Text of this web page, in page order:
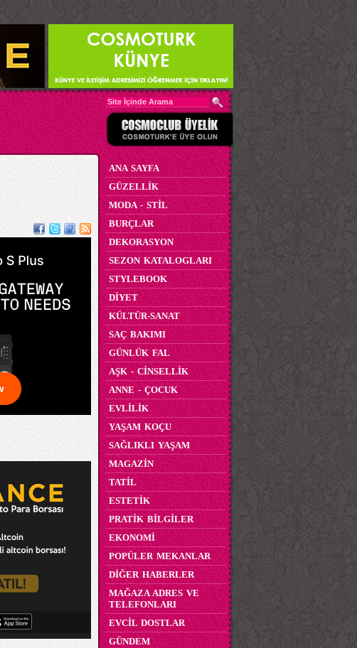
ANA SAYFA
GÜZELLİK
MODA - STİL
BURÇLAR
DEKORASYON
SEZON KATALOGLARI
STYLEBOOK
DİYET
KÜLTÜR-SANAT
SAÇ BAKIMI
GÜNLÜK FAL
AŞK - CİNSELLİK
ANNE - ÇOCUK
EVLİLİK
YAŞAM KOÇU
SAĞLIKLI YAŞAM
MAGAZİN
TATİL
ESTETİK
PRATİK BİLGİLER
EKONOMİ
POPÜLER MEKANLAR
DİĞER HABERLER
MAĞAZA ADRES VE
TELEFONLARI
EVCİL DOSTLAR
GÜNDEM